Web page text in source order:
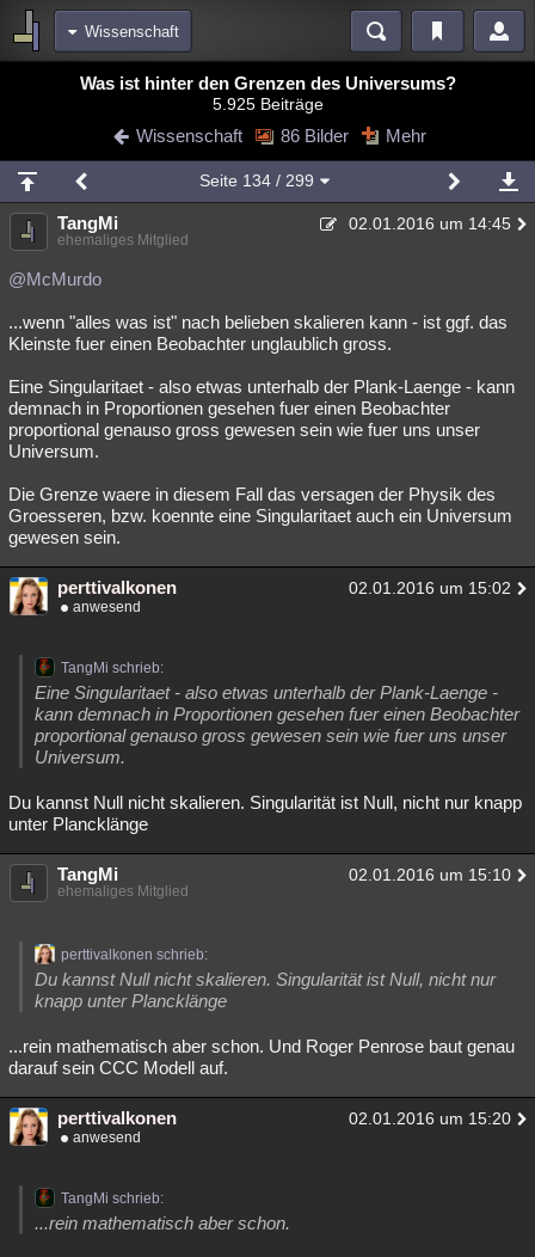
Wissenschaft
Blogs Videos
Chat Wiki Neuigkeiten
meine Rubriken
Menschen Mystery Kriminalfälle
Spiritualität
Natur Umfragen Unterhaltung
Philosophie Träume Orte Esoterik Literatur
Astronomie Helpdesk Gruppen Gaming Filme
Musik Clash Verbesserungen Allmystery English
Übersichten
Lesenswert Schlüsselwörter
Was ist hinter den Grenzen des Universums?
5.925 Beiträge
Wissenschaft 86 Bilder Mehr
Seite 134/ 299
TangMi 02.01.2016 um 14:45
ehemaliges Mitglied
@McMurdo
...wenn "alles was ist" nach belieben skalieren kann - ist ggf. das
Kleinste fuer einen Beobachter unglaublich gross.
Eine Singularitaet - also etwas unterhalb der Plank-Laenge - kann
demnach in Proportionen gesehen fuer einen Beobachter
proportional genauso gross gewesen sein wie fuer uns unser
Universum.
Die Grenze waere in diesem Fall das versagen der Physik des
Groesseren, bzw. koennte eine Singularitaet auch ein Universum
gewesen sein.
perttivalkonen 02.01.2016 um 15:02
anwesend
TangMi schrieb:
Eine Singularitaet - also etwas unterhalb der Plank-Laenge -
kann demnach in Proportionen gesehen fuer einen Beobachter
proportional genauso gross gewesen sein wie fuer uns unser
Universum.
Du kannst Null nicht skalieren. Singularität ist Null, nicht nur knapp
unter Plancklänge
TangMi 02.01.2016 um 15:10
ehemaliges Mitglied
perttivalkonen schrieb:
Du kannst Null nicht skalieren. Singularität ist Null, nicht nur
knapp unter Plancklänge
...rein mathematisch aber schon. Und Roger Penrose baut genau
darauf sein CCC Modell auf.
perttivalkonen 02.01.2016 um 15:20
anwesend
TangMi schrieb:
...rein mathematisch aber schon.